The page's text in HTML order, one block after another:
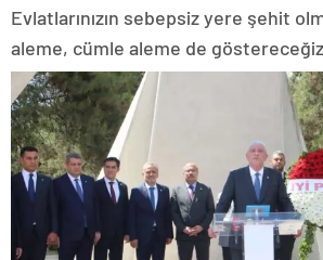
Evlatlarınızın sebepsiz yere şehit
aleme, cümle aleme de